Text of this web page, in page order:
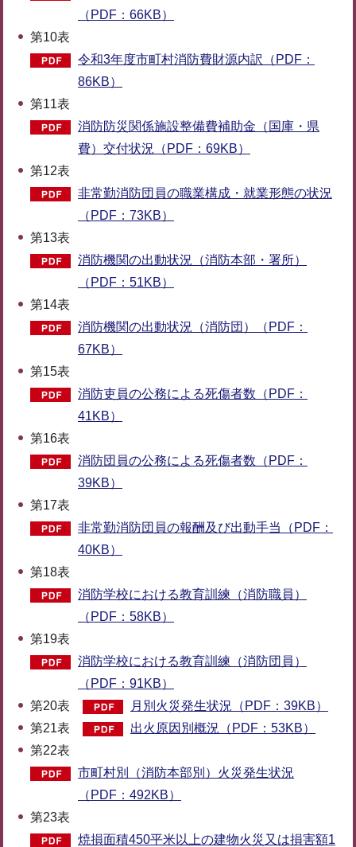
（PDF：66KB）
第10表
令和3年度市町村消防費財源内訳（PDF：
86KB）
第11表
消防防災関係施設整備費補助金（国庫・県
費）交付状況（PDF：69KB）
第12表
非常勤消防団員の職業構成・就業形態の状況
（PDF：73KB）
第13表
消防機関の出動状況（消防本部・署所）
（PDF：51KB）
第14表
消防機関の出動状況（消防団）（PDF：
67KB）
第15表
消防吏員の公務による死傷者数（PDF：
41KB）
第16表
消防団員の公務による死傷者数（PDF：
39KB）
第17表
非常勤消防団員の報酬及び出動手当（PDF：
40KB）
第18表
消防学校における教育訓練（消防職員）
（PDF：58KB）
第19表
消防学校における教育訓練（消防団員）
（PDF：91KB）
第20表
月別火災発生状況（PDF：39KB）
第21表
出火原因別概況（PDF：53KB）
第22表
市町村別（消防本部別）火災発生状況
（PDF：492KB）
第23表
焼損面積450平米以上の建物火災又は損害額1